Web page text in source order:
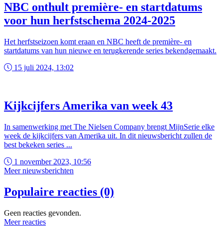
NBC onthult première- en startdatums
voor hun herfstschema 2024-2025
Het herfstseizoen komt eraan en NBC heeft de première- en
startdatums van hun nieuwe en terugkerende series bekendgemaakt.
15 juli 2024, 13:02
Kijkcijfers Amerika van week 43
In samenwerking met The Nielsen Company brengt MijnSerie elke
week de kijkcijfers van Amerika uit. In dit nieuwsbericht zullen de
best bekeken series ...
1 november 2023, 10:56
Meer nieuwsberichten
Populaire reacties (0)
Geen reacties gevonden.
Meer reacties